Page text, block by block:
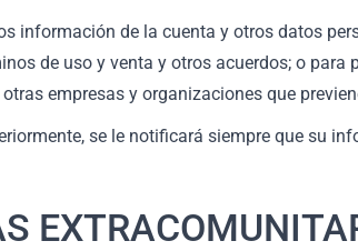
información de la cuenta y otros datos
de uso y venta y otros acuerdos; o
empresas y organizaciones que
se le notificará siempre que su